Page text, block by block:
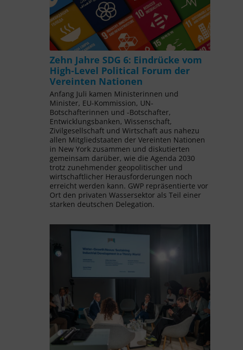
Zehn Jahre SDG 6: Eindrücke vom
High-Level Political Forum der
Vereinten Nationen
Anfang Juli kamen Ministerinnen und
Minister, EU-Kommission, UN-
Botschafterinnen und -Botschafter,
Entwicklungsbanken, Wissenschaft,
Zivilgesellschaft und Wirtschaft aus nahezu
allen Mitgliedstaaten der Vereinten Nationen
in New York zusammen und diskutierten
gemeinsam darüber, wie die Agenda 2030
trotz zunehmender geopolitischer und
wirtschaftlicher Herausforderungen noch
erreicht werden kann. GWP repräsentierte vor
Ort den privaten Wassersektor als Teil einer
starken deutschen Delegation.